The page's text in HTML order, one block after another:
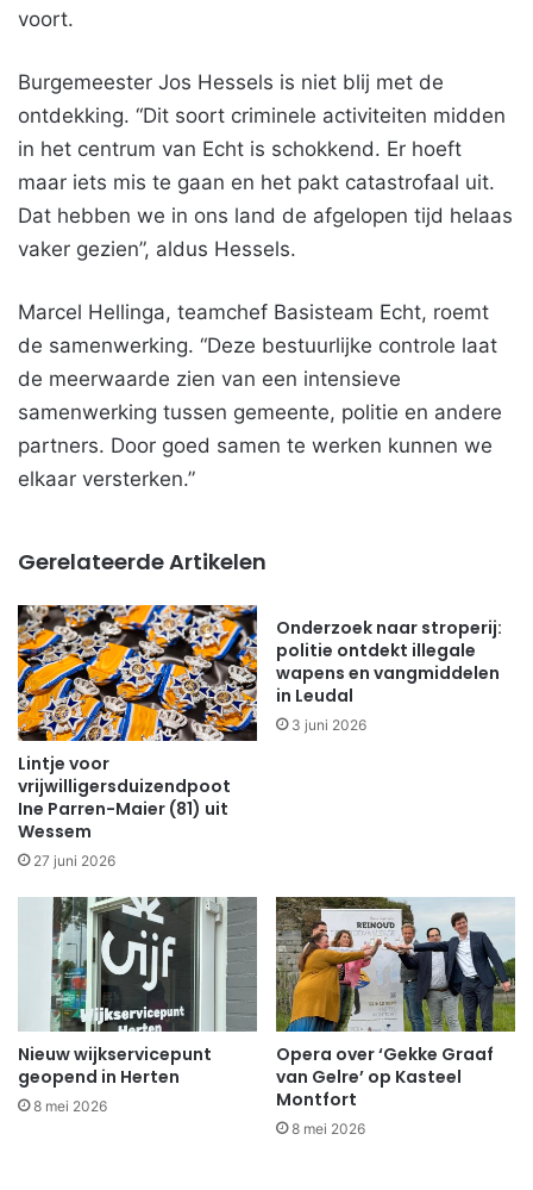
voort.
Burgemeester Jos Hessels is niet blij met de
ontdekking. “Dit soort criminele activiteiten midden
in het centrum van Echt is schokkend. Er hoeft
maar iets mis te gaan en het pakt catastrofaal uit.
Dat hebben we in ons land de afgelopen tijd helaas
vaker gezien”, aldus Hessels.
Marcel Hellinga, teamchef Basisteam Echt, roemt
de samenwerking. “Deze bestuurlijke controle laat
de meerwaarde zien van een intensieve
samenwerking tussen gemeente, politie en andere
partners. Door goed samen te werken kunnen we
elkaar versterken.”
Gerelateerde Artikelen
Lintje voor
vrijwilligersduizendpoot
Ine Parren-Maier (81) uit
Wessem
27 juni 2026
Onderzoek naar stroperij:
politie ontdekt illegale
wapens en vangmiddelen
in Leudal
3 juni 2026
Nieuw wijkservicepunt
geopend in Herten
8 mei 2026
Opera over ‘Gekke Graaf
van Gelre’ op Kasteel
Montfort
8 mei 2026